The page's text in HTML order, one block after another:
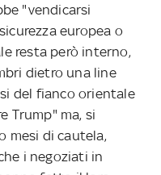
"vendicarsi
europea o
resta però interno,
dietro una line
del fianco orientale
Trump" ma, si
mesi di cautela,
i negoziati in